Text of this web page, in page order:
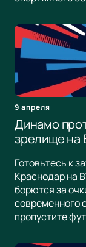
9 апреля
Динамо
зрелище на
Готовьтесь к
Краснодар на
борются за
современного
пропустите